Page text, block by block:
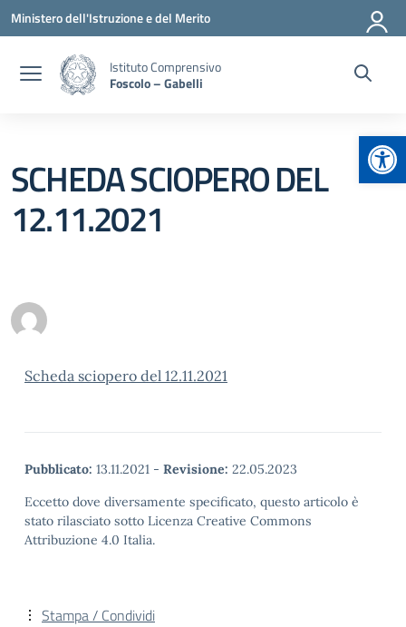
Vai ai contenuti
Vai al menu di navigazione
Vai al footer
Ministero dell'Istruzione e del Merito
Istituto Comprensivo
Foscolo – Gabelli
SCHEDA SCIOPERO DEL
12.11.2021
Scheda sciopero del 12.11.2021
Pubblicato: 13.11.2021 - Revisione: 22.05.2023
Eccetto dove diversamente specificato, questo articolo è
stato rilasciato sotto Licenza Creative Commons
Attribuzione 4.0 Italia.
Stampa / Condividi